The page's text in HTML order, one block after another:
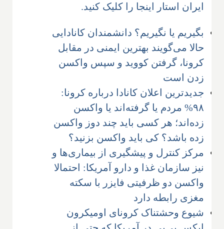
ایران استار اینجا را کلیک کنید.
بگیریم یا نگیریم؟ دانشمندان کانادایی
حالا می‌گویند بهترین ایمنی در مقابل
کرونا، گرفتن کووید و سپس واکسن
زدن است
جدیدترین اعلان کانادا درباره کرونا:
۹۸% مردم یا گرفته‌اند یا واکسن
زده‌اند؛ هر کسی باید چند دوز واکسن
زده باشد؟ کی باید واکسن بزنید؟
مرکز کنترل و پیشگیری از بیماری‌ها و
نیز سازمان غذا و دارو آمریکا: احتمالا
واکسن دو ظرفیتی فایزر با سکته
مغزی رابطه دارد
شیوع وحشتناک کرونای اومیکرون